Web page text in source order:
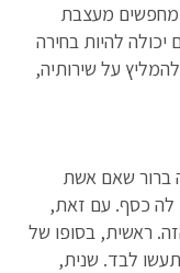
מחפשים מעצבת
להיות בחירה
על שירותיה,
ברור שאם אשת
לה כסף. עם זאת,
ראשית, בסופו של
לבד. שנית,